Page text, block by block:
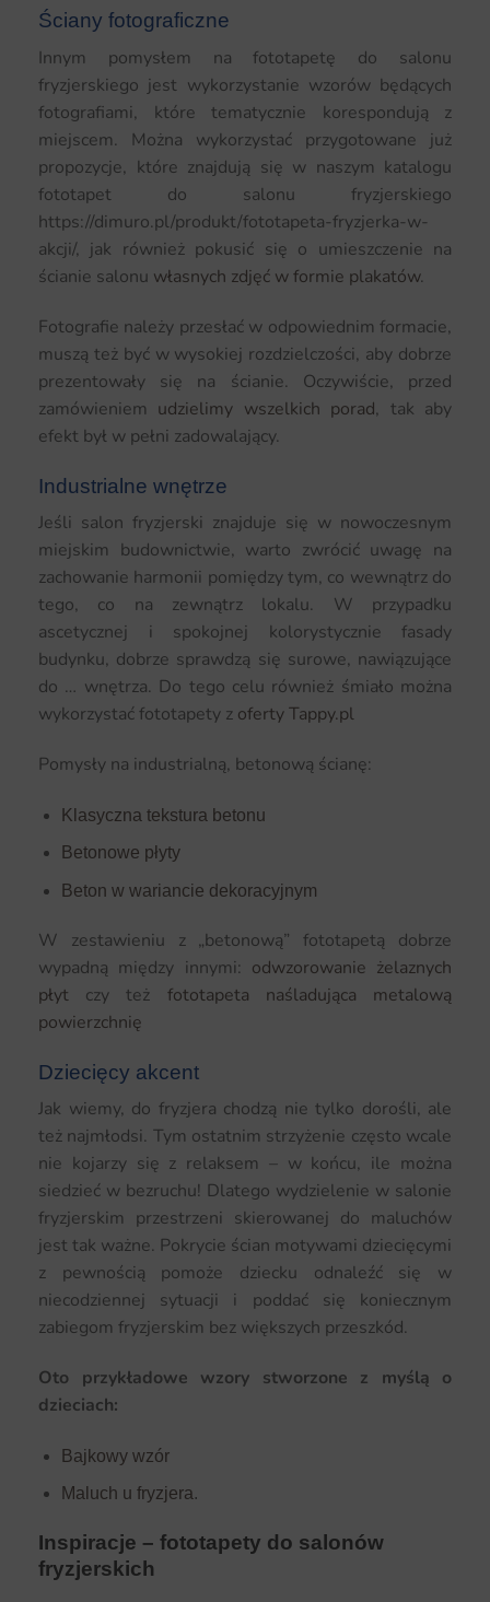
Ściany fotograficzne
Innym pomysłem na fototapetę do salonu
fryzjerskiego jest wykorzystanie wzorów będących
fotografiami, które tematycznie korespondują z
miejscem. Można wykorzystać przygotowane już
propozycje, które znajdują się w naszym katalogu
fototapet do salonu fryzjerskiego
https://dimuro.pl/produkt/fototapeta-fryzjerka-w-
akcji/, jak również pokusić się o umieszczenie na
ścianie salonu własnych zdjęć w formie plakatów.
Fotografie należy przesłać w odpowiednim formacie,
muszą też być w wysokiej rozdzielczości, aby dobrze
prezentowały się na ścianie. Oczywiście, przed
zamówieniem udzielimy wszelkich porad, tak aby
efekt był w pełni zadowalający.
Industrialne wnętrze
Jeśli salon fryzjerski znajduje się w nowoczesnym
miejskim budownictwie, warto zwrócić uwagę na
zachowanie harmonii pomiędzy tym, co wewnątrz do
tego, co na zewnątrz lokalu. W przypadku
ascetycznej i spokojnej kolorystycznie fasady
budynku, dobrze sprawdzą się surowe, nawiązujące
do … wnętrza. Do tego celu również śmiało można
wykorzystać fototapety z oferty Tappy.pl
Pomysły na industrialną, betonową ścianę:
Klasyczna tekstura betonu
Betonowe płyty
Beton w wariancie dekoracyjnym
W zestawieniu z „betonową” fototapetą dobrze
wypadną między innymi: odwzorowanie żelaznych
płyt czy też fototapeta naśladująca metalową
powierzchnię
Dziecięcy akcent
Jak wiemy, do fryzjera chodzą nie tylko dorośli, ale
też najmłodsi. Tym ostatnim strzyżenie często wcale
nie kojarzy się z relaksem – w końcu, ile można
siedzieć w bezruchu! Dlatego wydzielenie w salonie
fryzjerskim przestrzeni skierowanej do maluchów
jest tak ważne. Pokrycie ścian motywami dziecięcymi
z pewnością pomoże dziecku odnaleźć się w
niecodziennej sytuacji i poddać się koniecznym
zabiegom fryzjerskim bez większych przeszkód.
Oto przykładowe wzory stworzone z myślą o
dzieciach:
Bajkowy wzór
Maluch u fryzjera.
Inspiracje – fototapety do salonów
fryzjerskich